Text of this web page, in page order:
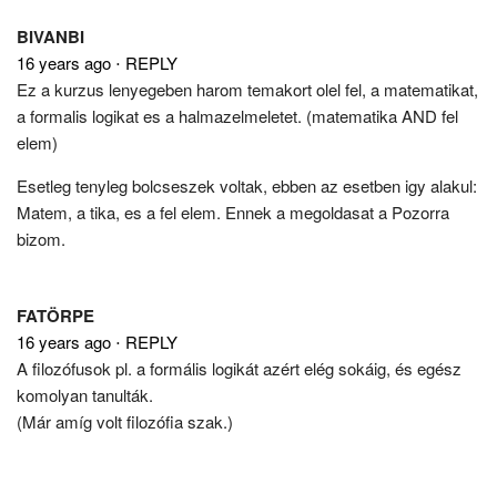
BIVANBI
16 years ago ⋅ REPLY
Ez a kurzus lenyegeben harom temakort olel fel, a matematikat,
a formalis logikat es a halmazelmeletet. (matematika AND fel
elem)
Esetleg tenyleg bolcseszek voltak, ebben az esetben igy alakul:
Matem, a tika, es a fel elem. Ennek a megoldasat a Pozorra
bizom.
FATÖRPE
16 years ago ⋅ REPLY
A filozófusok pl. a formális logikát azért elég sokáig, és egész
komolyan tanulták.
(Már amíg volt filozófia szak.)